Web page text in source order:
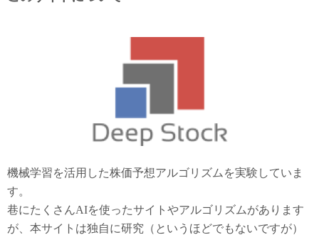
機械学習を活用した株価予想アルゴリズムを実験していま
す。
巷にたくさんAIを使ったサイトやアルゴリズムがあります
が、本サイトは独自に研究（というほどでもないですが）